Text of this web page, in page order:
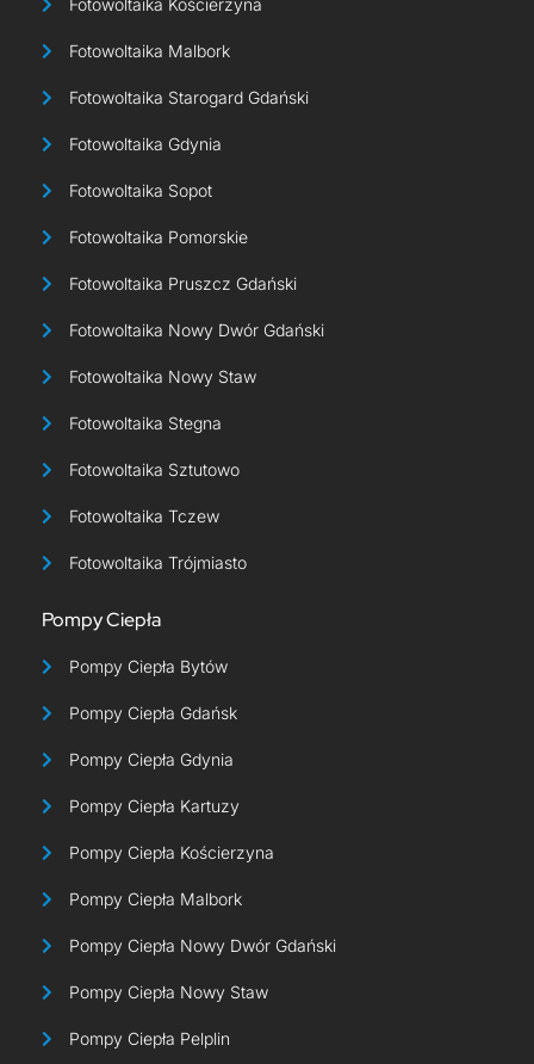
Fotowoltaika Kościerzyna
Fotowoltaika Malbork
Fotowoltaika Starogard Gdański
Fotowoltaika Gdynia
Fotowoltaika Sopot
Fotowoltaika Pomorskie
Fotowoltaika Pruszcz Gdański
Fotowoltaika Nowy Dwór Gdański
Fotowoltaika Nowy Staw
Fotowoltaika Stegna
Fotowoltaika Sztutowo
Fotowoltaika Tczew
Fotowoltaika Trójmiasto
Pompy Ciepła
Pompy Ciepła Bytów
Pompy Ciepła Gdańsk
Pompy Ciepła Gdynia
Pompy Ciepła Kartuzy
Pompy Ciepła Kościerzyna
Pompy Ciepła Malbork
Pompy Ciepła Nowy Dwór Gdański
Pompy Ciepła Nowy Staw
Pompy Ciepła Pelplin